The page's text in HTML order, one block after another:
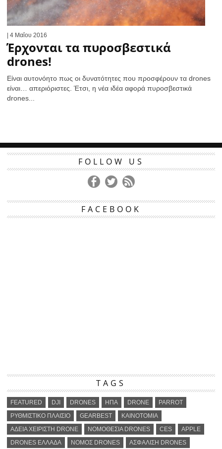
| 4 Μαΐου 2016
Έρχονται τα πυροσβεστικά
drones!
Είναι αυτονόητο πως οι δυνατότητες που προσφέρουν τα drones
είναι… απεριόριστες. Έτσι, η νέα ιδέα αφορά πυροσβεστικά
drones...
FOLLOW US
FACEBOOK
TAGS
FEATURED DJI DRONES ΗΠΑ DRONE
PARROT
ΡΥΘΜΙΣΤΙΚΟ ΠΛΑΙΣΙΟ
GEARBEST
ΚΑΙΝΟΤΟΜΙΑ
ΑΔΕΙΑ ΧΕΙΡΙΣΤΗ DRONE
ΝΟΜΟΘΕΣΙΑ DRONES CES
APPLE
DRONES ΕΛΛΑΔΑ
ΝΟΜΟΣ DRONES ΑΣΦΑΛΙΣΗ DRONES